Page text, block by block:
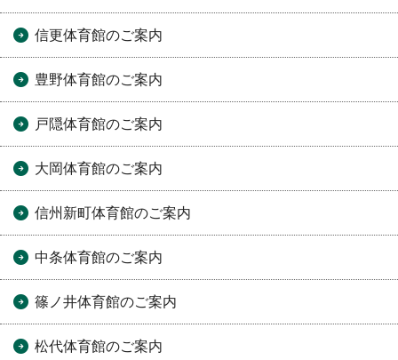
信更体育館のご案内
豊野体育館のご案内
戸隠体育館のご案内
大岡体育館のご案内
信州新町体育館のご案内
中条体育館のご案内
篠ノ井体育館のご案内
松代体育館のご案内